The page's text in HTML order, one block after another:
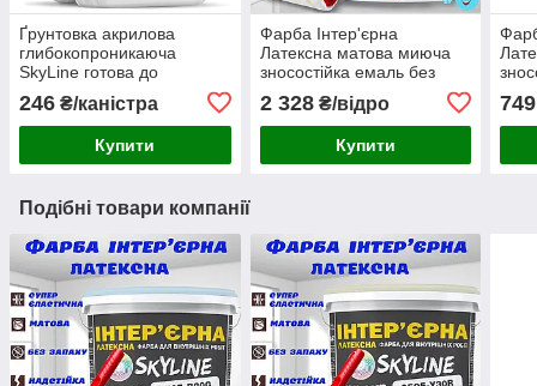
Ґрунтовка акрилова
глибокопроникаюча
SkyLine готова до
246 ₴/каністра
Купити
Фарба Інтер'єрна
Латексна матова миюча
зносостійка емаль без
Skyline Крокус 10 л
2 328₴/відро
Купити
749
Подібні товари компанії